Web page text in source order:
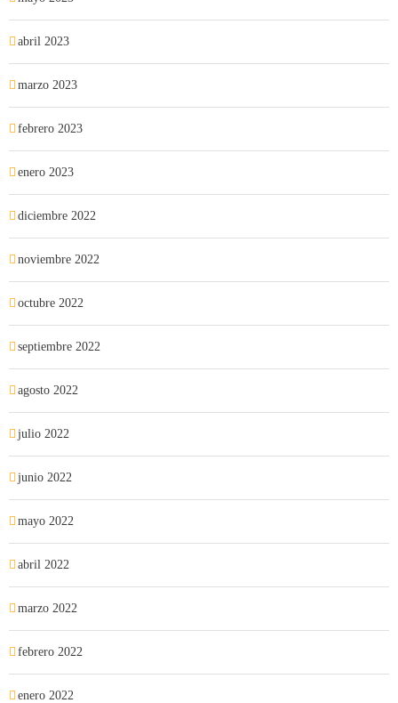
abril 2023
marzo 2023
febrero 2023
enero 2023
diciembre 2022
noviembre 2022
octubre 2022
septiembre 2022
agosto 2022
julio 2022
junio 2022
mayo 2022
abril 2022
marzo 2022
febrero 2022
enero 2022